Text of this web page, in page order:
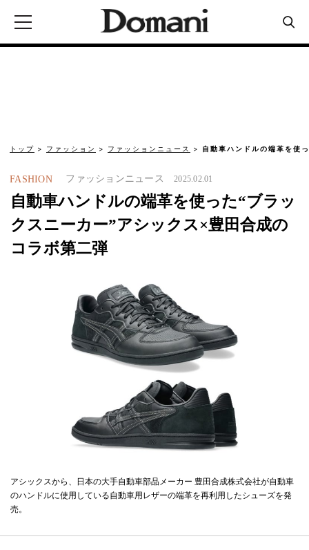
トップ ファッション ファッションニュース 自動車ハンドルの端革を使
FASHION ファッションニュース 2025.02.01
自動車ハンドルの端革を使った“ブラッ
クスニーカー”アシックス×豊田合成の
コラボ第二弾
アシックスから、日本の大手自動車部品メーカー 豊田合成株式会社が自動車
のハンドルに使用している自動車用レザーの端革を再利用したシューズを発
売。